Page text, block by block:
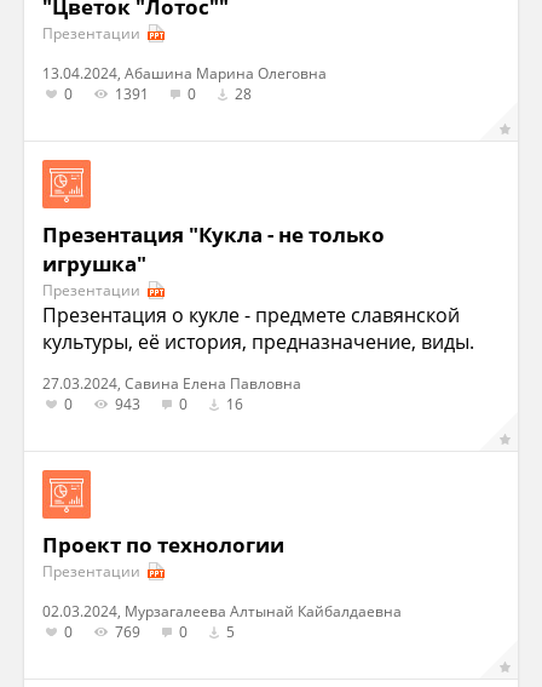
"Цветок "Лотос""
Презентации
13.04.2024, Абашина Марина Олеговна
0
1391 0 28
Презентация "Кукла - не только
игрушка"
Презентации
Презентация о кукле - предмете славянской
культуры, её история, предназначение, виды.
27.03.2024, Савина Елена Павловна
0
943 0 16
Проект по технологии
Презентации
02.03.2024, Мурзагалеева Алтынай Кайбалдаевна
0
769 0 5